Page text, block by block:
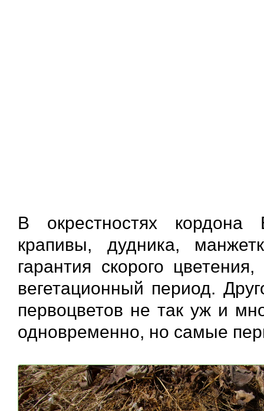
В окрестностях кордона
крапивы, дудника,
гарантия скорого
вегетационный период.
первоцветов не так уж и
одновременно, но самые